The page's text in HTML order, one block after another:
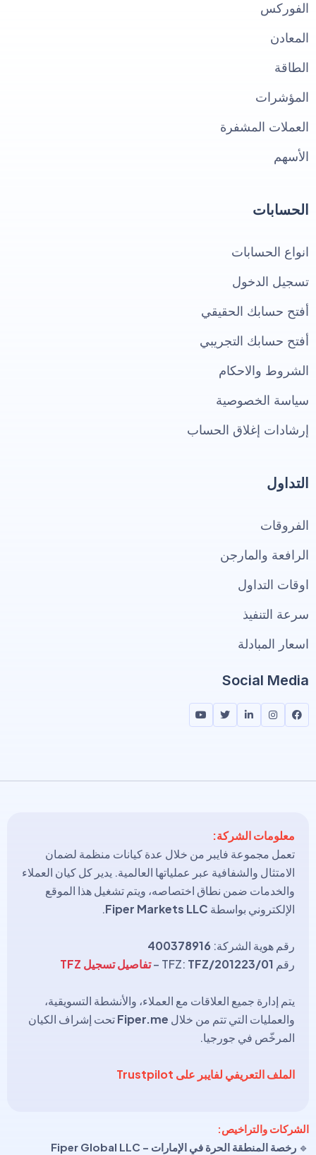
الفوركس
المعادن
الطاقة
المؤشرات
العملات المشفرة
الأسهم
الحسابات
انواع الحسابات
تسجيل الدخول
أفتح حسابك الحقيقي
أفتح حسابك التجريبي
الشروط والاحكام
سياسة الخصوصية
إرشادات إغلاق الحساب
التداول
الفروقات
الرافعة والمارجن
اوقات التداول
سرعة التنفيذ
اسعار المبادلة
Social Media
معلومات الشركة:
تعمل مجموعة فايبر من خلال عدة كيانات منظمة لضمان
الامتثال والشفافية عبر عملياتها العالمية. يدير كل كيان العملاء
والخدمات ضمن نطاق اختصاصه، ويتم تشغيل هذا الموقع
الإلكتروني بواسطة Fiper Markets LLC
.
رقم هوية الشركة: 400378916
رقم TFZ: TFZ/201223/01
–تفاصيل تسجيل TFZ
يتم إدارة جميع العلاقات مع العملاء، والأنشطة التسويقية،
والعمليات التي تتم من خلال Fiper.meتحت إشراف الكيان
المرخّص في جورجيا.
الملف التعريفي لفايبر على Trustpilot
الشركات والتراخيص:
🔹 رخصة المنطقة الحرة في الإمارات – Fiper Global LLC